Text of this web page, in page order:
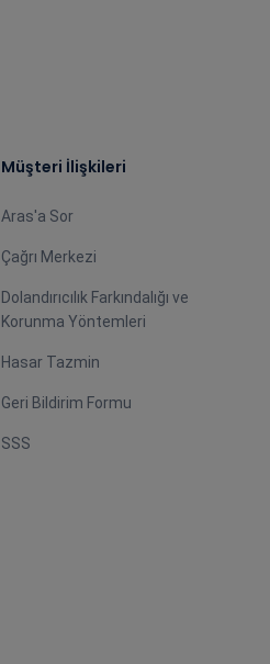
Müşteri İlişkileri
Aras'a Sor
Çağrı Merkezi
Dolandırıcılık Farkındalığı ve
Korunma Yöntemleri
Hasar Tazmin
Geri Bildirim Formu
SSS